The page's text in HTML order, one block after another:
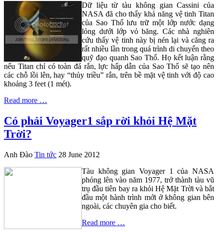
Dữ liệu từ tàu không gian Cassini của
NASA đã cho thấy khả năng vệ tinh Titan
của Sao Thổ lưu trữ một lớp nước dạng
lỏng dưới lớp vỏ băng. Các nhà nghiên
cứu thấy vệ tinh này bị nén lại và căng ra
rất nhiều lần trong quá trình di chuyển theo
quỹ đạo quanh Sao Thổ. Họ kết luận rằng
nếu Titan chỉ có toàn đá rắn, lực hấp dẫn của Sao Thổ sẽ tạo nên
các chỗ lồi lên, hay “thủy triều” rắn, trên bề mặt vệ tinh với độ cao
khoảng 3 feet (1 mét).
Read more …
Có phải Voyager1 sắp rời khỏi Hệ Mặt
Trời?
Anh Đào Tin tức 28 June 2012
Tàu không gian Voyager 1 của NASA
phóng lên vào năm 1977, trở thành tàu vũ
trụ đầu tiên bay ra khỏi Hệ Mặt Trời và bắt
đầu một hành trình mới ở không gian bên
ngoài, các chuyên gia cho biết.
Read more …